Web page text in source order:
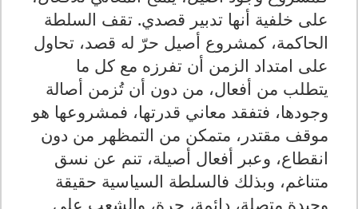
على خلفية أنها تدبير قصدي. تقف السلطة
الحاكمة، كمشروع أصيل حرّ له قصد، تحاول
على امتداد الزمن أن تفرزه مع كل ما
يتطلب من أفعال، من دون أن تُزمن أصالة
وجودها، فتفقد معاني قدرتها، فمشروعها هو
موقف مقتدر، متمكن من التمظهر من دون
انقطاع، وعبر أفعال أصيلة، تنم عن نسق
متناغم، وبذلك فالسلطة السياسية حقيقة
وحيدة متصلة، دائمة، حرة، والشعب على